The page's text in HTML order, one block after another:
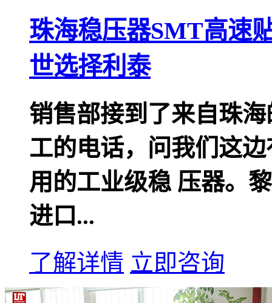
珠海稳压器SMT高速
世选择利泰
销售部接到了来自珠
工的电话，问我们这
用的工业级稳 压器。
进口...
了解详情 立即咨询